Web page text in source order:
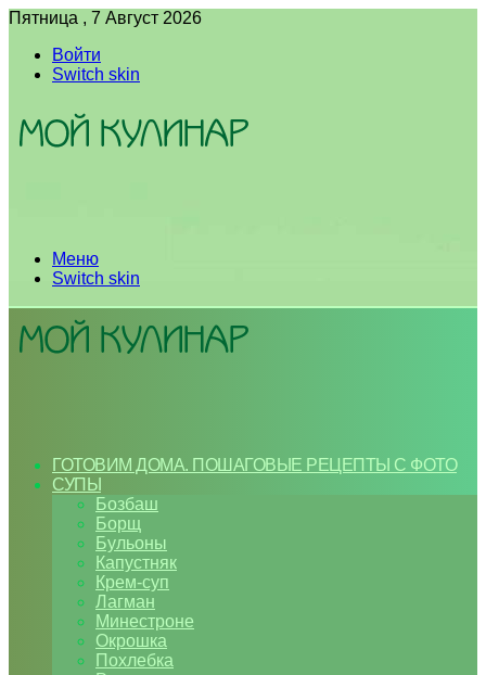
Пятница , 7 Август 2026
Войти
Switch skin
Меню
Switch skin
ГОТОВИМ ДОМА. ПОШАГОВЫЕ РЕЦЕПТЫ С ФОТО
СУПЫ
Бозбаш
Борщ
Бульоны
Капустняк
Крем-суп
Лагман
Минестроне
Окрошка
Похлебка